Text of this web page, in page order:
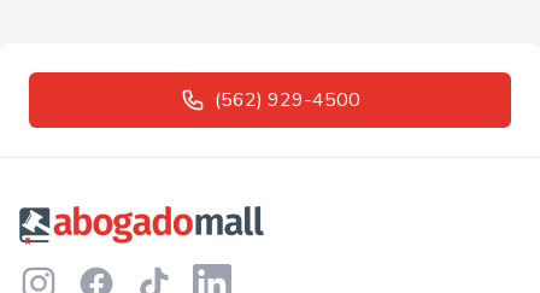
(562) 929-4500
InstagramFacebookTikTok LinkedIn